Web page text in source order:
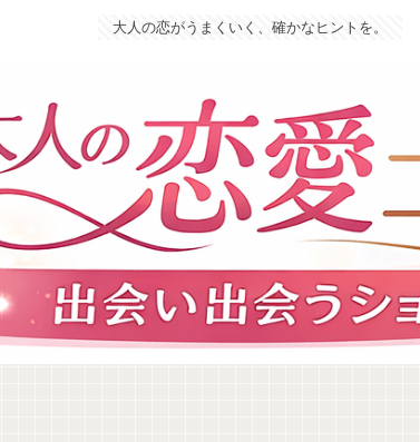
大人の恋がうまくいく、確かなヒントを。